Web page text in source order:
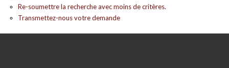
Re-soumettre la recherche avec moins de critères.
Transmettez-nous votre demande